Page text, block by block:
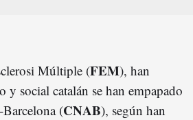
Múltiple (FEM), han
social catalán se han empapado
(CNAB), según han